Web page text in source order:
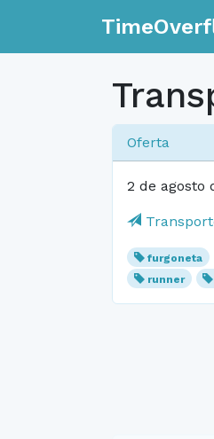
Oferta
2 de agosto
furgoneta
runner